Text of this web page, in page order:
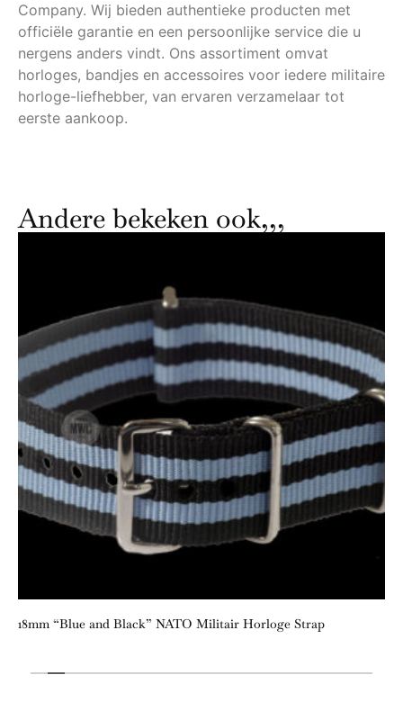
Company. Wij bieden authentieke producten met
officiële garantie en een persoonlijke service die u
nergens anders vindt. Ons assortiment omvat
horloges, bandjes en accessoires voor iedere militaire
horloge-liefhebber, van ervaren verzamelaar tot
eerste aankoop.
Andere bekeken ook,,,
18mm “Blue and Black” NATO Militair Horloge Strap